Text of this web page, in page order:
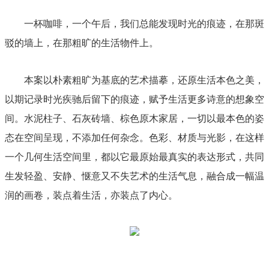
一杯咖啡，一个午后，我们总能发现时光的痕迹，在那斑
驳的墙上，在那粗旷的生活物件上。
本案以朴素粗旷为基底的艺术描摹，还原生活本色之美，
以期记录时光疾驰后留下的痕迹，赋予生活更多诗意的想象空
间。水泥柱子、石灰砖墙、棕色原木家居，一切以最本色的姿
态在空间呈现，不添加任何杂念。色彩、材质与光影，在这样
一个几何生活空间里，都以它最原始最真实的表达形式，共同
生发轻盈、安静、惬意又不失艺术的生活气息，融合成一幅温
润的画卷，装点着生活，亦装点了内心。